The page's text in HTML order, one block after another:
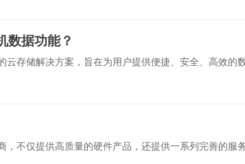
数据功能？
存储解决方案，旨在为用户提供便捷、安全、高效的
不仅提供高质量的硬件产品，还提供一系列完善的服